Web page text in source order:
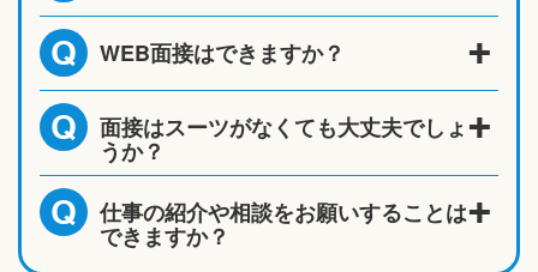
Q WEB面接はできますか？
Q 面接はスーツがなくても大丈夫でしょ
うか？
Q 仕事の紹介や相談をお願いすることは
できますか？